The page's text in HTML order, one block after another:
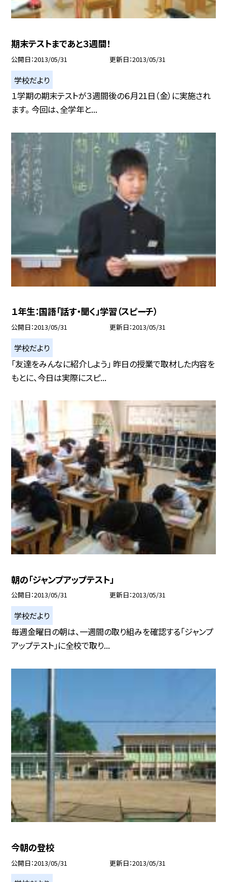
期末テストまであと３週間！
公開日 2013/05/31 更新日 2013/05/31
学校だより
１学期の期末テストが３週間後の６月21日（金）に実施され
ます。 今回は、全学年と...
１年生：国語「話す・聞く」学習（スピーチ）
公開日 2013/05/31 更新日 2013/05/31
学校だより
「友達をみんなに紹介しよう」 昨日の授業で取材した内容を
もとに、今日は実際にスピ...
朝の「ジャンプアップテスト」
公開日 2013/05/31 更新日 2013/05/31
学校だより
毎週金曜日の朝は、一週間の取り組みを確認する「ジャンプ
アップテスト」に全校で取り...
今朝の登校
公開日 2013/05/31 更新日 2013/05/31